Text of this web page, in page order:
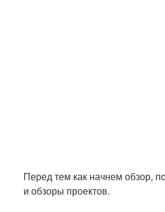
Перед тем как начнем обзор,
и обзоры проектов.